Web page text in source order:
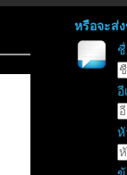
หรือจะส่
อี
หั